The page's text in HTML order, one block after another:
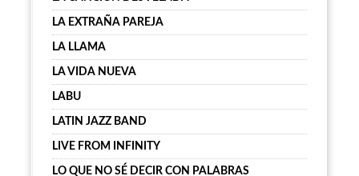
LA EXTRAÑA PAREJA
LA LLAMA
LA VIDA NUEVA
LABU
LATIN JAZZ BAND
LIVE FROM INFINITY
LO QUE NO SÉ DECIR CON PALABRAS